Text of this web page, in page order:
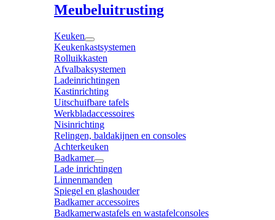
Meubeluitrusting
Keuken
Keukenkastsystemen
Rolluikkasten
Afvalbaksystemen
Ladeinrichtingen
Kastinrichting
Uitschuifbare tafels
Werkbladaccessoires
Nisinrichting
Relingen, baldakijnen en consoles
Achterkeuken
Badkamer
Lade inrichtingen
Linnenmanden
Spiegel en glashouder
Badkamer accessoires
Badkamerwastafels en wastafelconsoles